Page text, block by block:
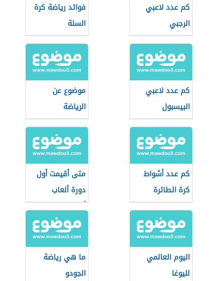
كم عدد لاعبي
الرجبي
فوائد رياضة كرة
السلة
كم عدد لاعبي
البيسبول
موضوع عن
الرياضة
كم عدد أشواط
كرة الطائرة
متى أقيمت أول
دورة ألعاب
أولمبية في
التاريخ
اليوم العالمي
لليوغا
ما هي رياضة
الجودو